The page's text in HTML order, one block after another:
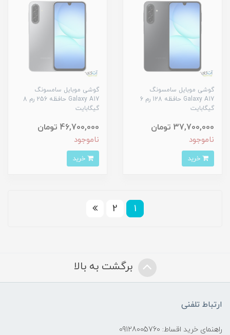
گوشی موبایل سامسونگ
Galaxy A17 حافظه 128 رم 6
گیگابایت
37,700,000 تومان
ناموجود
گوشی موبایل سامسونگ
Galaxy A17 حافظه 256 رم 8
گیگابایت
46,700,000 تومان
ناموجود
1
2
برگشت به بالا
ارتباط تلفنی
راهنمای خرید اقساط: 09128005760